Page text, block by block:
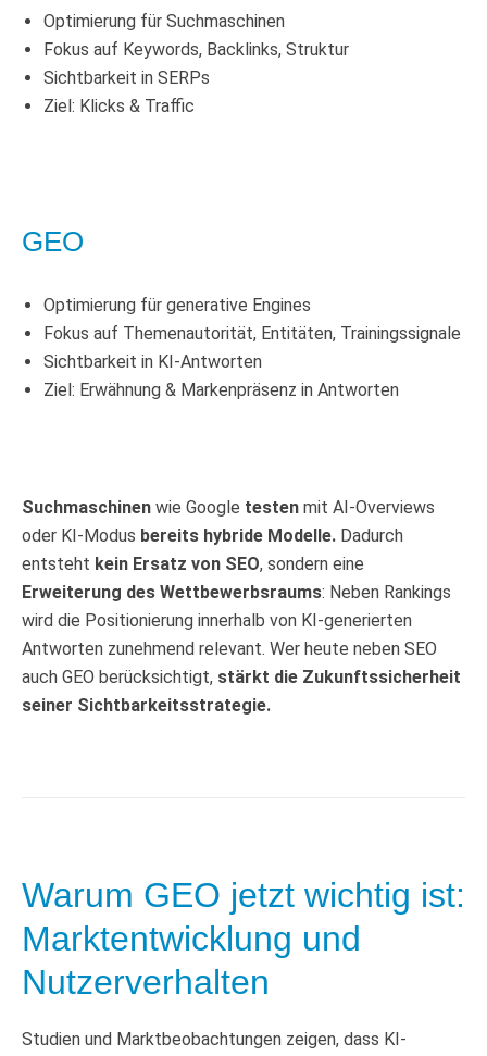
Optimierung für Suchmaschinen
Fokus auf Keywords, Backlinks, Struktur
Sichtbarkeit in SERPs
Ziel: Klicks & Traffic
GEO
Optimierung für generative Engines
Fokus auf Themenautorität, Entitäten, Trainingssignale
Sichtbarkeit in KI-Antworten
Ziel: Erwähnung & Markenpräsenz in Antworten
Suchmaschinen wie Google testen mit AI-Overviews
oder KI-Modus bereits hybride Modelle. Dadurch
entsteht kein Ersatz von SEO, sondern eine
Erweiterung des Wettbewerbsraums: Neben Rankings
wird die Positionierung innerhalb von KI-generierten
Antworten zunehmend relevant. Wer heute neben SEO
auch GEO berücksichtigt, stärkt die Zukunftssicherheit
seiner Sichtbarkeitsstrategie.
Warum GEO jetzt wichtig ist:
Marktentwicklung und
Nutzerverhalten
Studien und Marktbeobachtungen zeigen, dass KI-